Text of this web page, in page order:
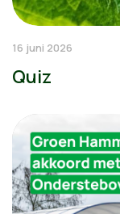
16 juni 2026
Quiz